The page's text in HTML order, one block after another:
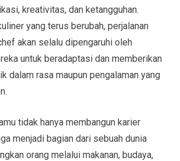
kreativitas, dan ketangguhan.
yang terus berubah, perjalanan
akan selalu dipengaruhi oleh
untuk beradaptasi dan memberikan
dalam rasa maupun pengalaman yang
tidak hanya membangun karier
menjadi bagian dari sebuah dunia
orang melalui makanan, budaya,